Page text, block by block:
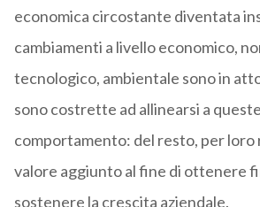
economica circostante diventata
cambiamenti a livello economico,
tecnologico, ambientale sono in
sono costrette ad allinearsi a
comportamento: del resto, per loro
valore aggiunto al fine di ottenere
sostenere la crescita aziendale.